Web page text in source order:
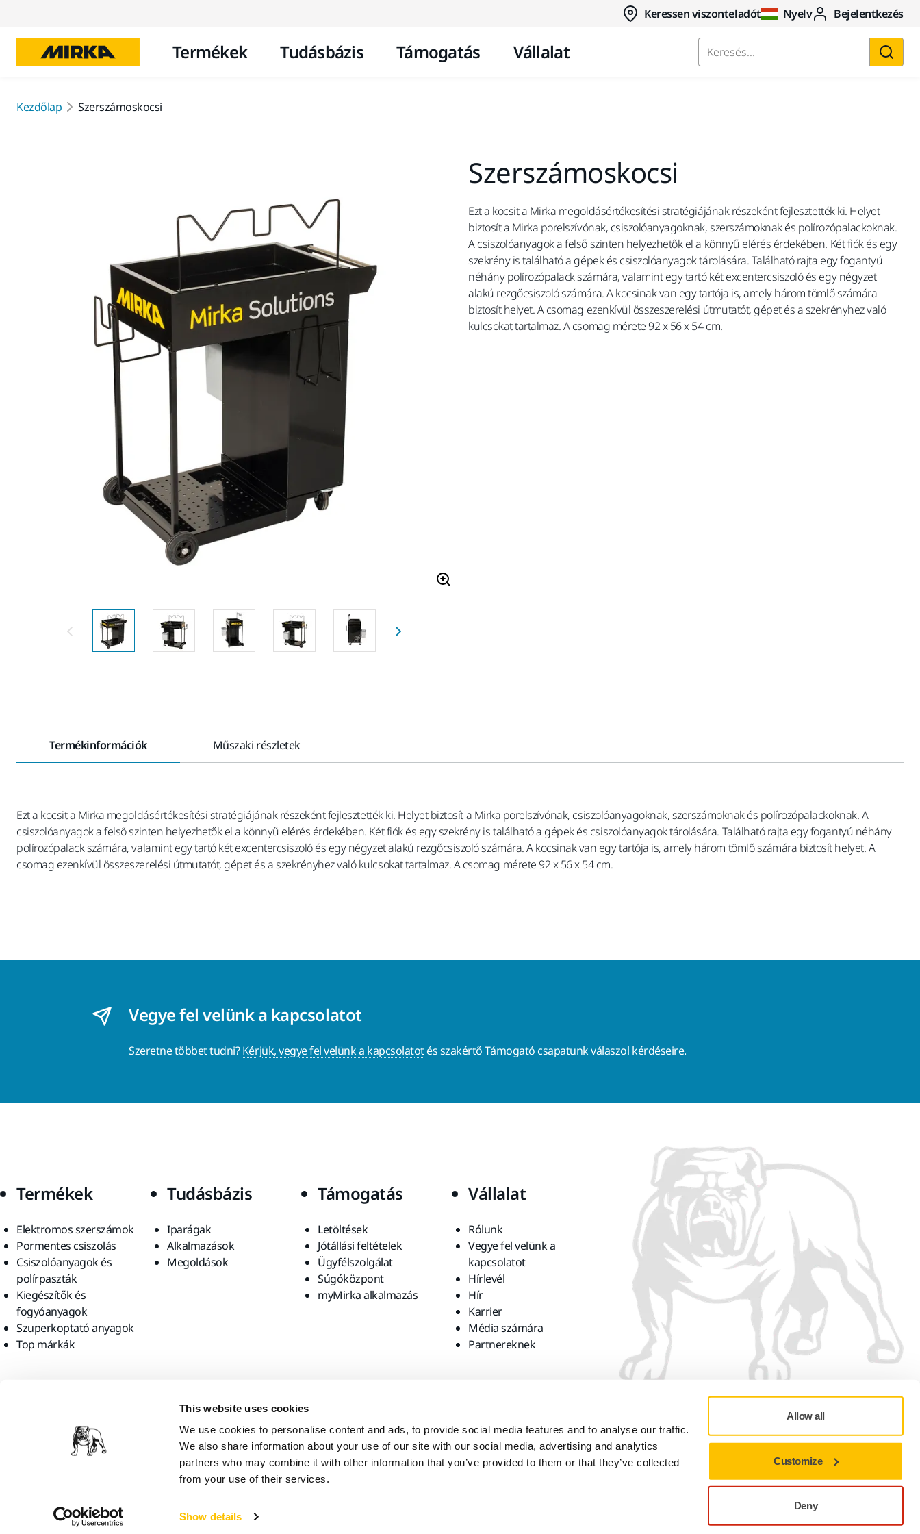
This website uses cookies
We use cookies to personalise content and ads, to provide social media features and to analyse our traffic.
We also share information about your use of our site with our social media, advertising and analytics
partners who may combine it with other information that you’ve provided to them or that they’ve collected
from your use of their services.
Show details
Allow all
Customize
Deny
Keressen viszonteladót Nyelv Bejelentkezés
Termékek Tudásbázis Támogatás Vállalat Keresés...
Kezdőlap Szerszámoskocsi
Szerszámoskocsi
Ezt a kocsit a Mirka megoldásértékesítési stratégiájának részeként fejlesztették ki. Helyet
biztosít a Mirka porelszívónak, csiszolóanyagoknak, szerszámoknak és polírozópalackoknak.
A csiszolóanyagok a felső szinten helyezhetők el a könnyű elérés érdekében. Két fiók és egy
szekrény is található a gépek és csiszolóanyagok tárolására. Található rajta egy fogantyú
néhány polírozópalack számára, valamint egy tartó két excentercsiszoló és egy négyzet
alakú rezgőcsiszoló számára. A kocsinak van egy tartója is, amely három tömlő számára
biztosít helyet. A csomag ezenkívül összeszerelési útmutatót, gépet és a szekrényhez való
kulcsokat tartalmaz. A csomag mérete 92 x 56 x 54 cm.
Termékinformációk Műszaki részletek
Ezt a kocsit a Mirka megoldásértékesítési stratégiájának részeként fejlesztették ki. Helyet biztosít a Mirka porelszívónak, csiszolóanyagoknak, szerszámoknak és polírozópalackoknak. A
csiszolóanyagok a felső szinten helyezhetők el a könnyű elérés érdekében. Két fiók és egy szekrény is található a gépek és csiszolóanyagok tárolására. Található rajta egy fogantyú néhány
polírozópalack számára, valamint egy tartó két excentercsiszoló és egy négyzet alakú rezgőcsiszoló számára. A kocsinak van egy tartója is, amely három tömlő számára biztosít helyet. A
csomag ezenkívül összeszerelési útmutatót, gépet és a szekrényhez való kulcsokat tartalmaz. A csomag mérete 92 x 56 x 54 cm.
Vegye fel velünk a kapcsolatot
Szeretne többet tudni?Kérjük, vegye fel velünk a kapcsolatotés szakértő Támogató csapatunk válaszol kérdéseire.
Termékek
Elektromos szerszámok
Pormentes csiszolás
Csiszolóanyagok és
polírpaszták
Kiegészítők és
fogyóanyagok
Szuperkoptató anyagok
Top márkák
Tudásbázis
Iparágak
Alkalmazások
Megoldások
Támogatás
Letöltések
Jótállási feltételek
Ügyfélszolgálat
Súgóközpont
myMirka alkalmazás
Vállalat
Rólunk
Vegye fel velünk a
kapcsolatot
Hírlevél
Hír
Karrier
Média számára
Partnereknek
Úgy gondoljuk, hogy Ön a következő országban tartózkodik: United States. Szeretné felkeresni a helyi weboldalt? A jelenlegi webhelyen maradáshoz zárja be